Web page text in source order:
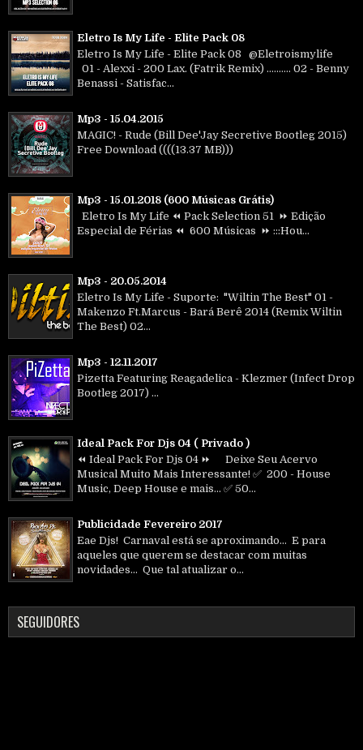
Eletro Is My Life - Elite Pack 08
Eletro Is My Life - Elite Pack 08 @Eletroismylife
01 - Alexxi - 200 Lax. (Fatrik Remix) .......... 02 - Benny
Benassi - Satisfac...
Mp3 - 15.04.2015
MAGIC! - Rude (Bill Dee'Jay Secretive Bootleg 2015)
Free Download ((((13.37 MB)))
Mp3 - 15.01.2018 (600 Músicas Grátis)
Eletro Is My Life ⏪ Pack Selection 51 ⏩ Edição
Especial de Férias ⏪ 600 Músicas ⏩ :::Hou...
Mp3 - 20.05.2014
Eletro Is My Life - Suporte: "Wiltin The Best" 01 -
Makenzo Ft.Marcus - Bará Berê 2014 (Remix Wiltin
The Best) 02...
Mp3 - 12.11.2017
Pizetta Featuring Reagadelica - Klezmer (Infect Drop
Bootleg 2017) ...
Ideal Pack For Djs 04 ( Privado )
⏪ Ideal Pack For Djs 04 ⏩ Deixe Seu Acervo
Musical Muito Mais Interessante! ✅ 200 - House
Music, Deep House e mais... ✅ 50...
Publicidade Fevereiro 2017
Eae Djs! Carnaval está se aproximando... E para
aqueles que querem se destacar com muitas
novidades... Que tal atualizar o...
SEGUIDORES